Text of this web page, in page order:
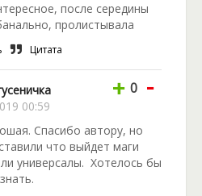
после середины
пролистывала
Цитата
00:59
+ 0 -
Спасибо автору, но
что выйдет маги
универсалы. Хотелось бы